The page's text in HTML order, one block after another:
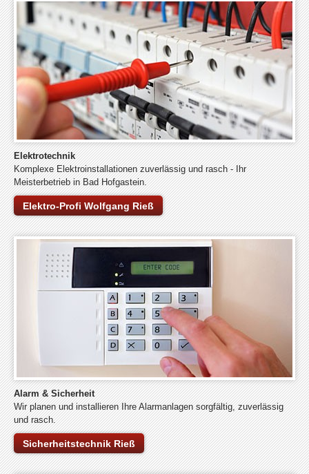
Elektrotechnik
Komplexe Elektroinstallationen zuverlässig und rasch - Ihr
Meisterbetrieb in Bad Hofgastein.
Elektro-Profi Wolfgang Rieß
Alarm & Sicherheit
Wir planen und installieren Ihre Alarmanlagen sorgfältig, zuverlässig
und rasch.
Sicherheitstechnik Rieß